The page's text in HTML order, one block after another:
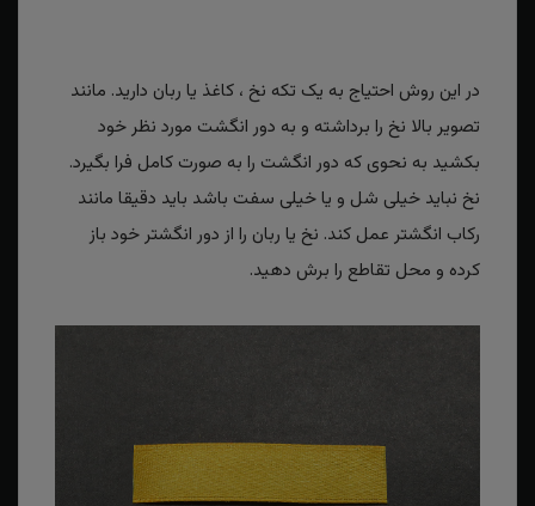
در این روش احتیاج به یک تکه نخ ، کاغذ یا ربان دارید. مانند
تصویر بالا نخ را برداشته و به دور انگشت مورد نظر خود
بکشید به نحوی که دور انگشت را به صورت کامل فرا بگیرد.
نخ نباید خیلی شل و یا خیلی سفت باشد باید دقیقا مانند
رکاب انگشتر عمل کند. نخ یا ربان را از دور انگشتر خود باز
کرده و محل تقاطع را برش دهید.